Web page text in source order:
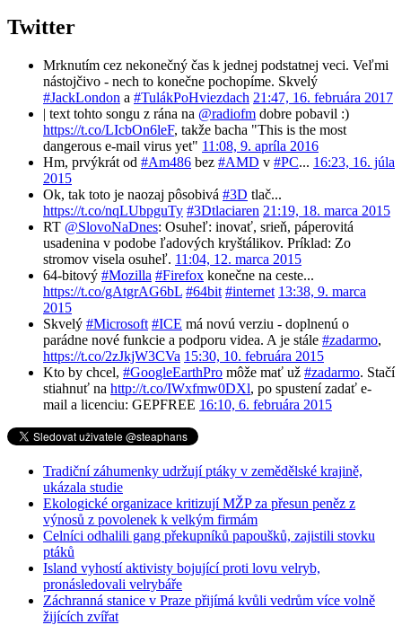
Twitter
Mrknutím cez nekonečný čas k jednej podstatnej veci. Veľmi
nástojčivo - nech to konečne pochopíme. Skvelý
#JackLondon a #TulákPoHviezdach 21:47, 16. februára 2017
| text tohto songu z rána na @radiofm dobre pobavil :)
https://t.co/LIcbOn6leF, takže bacha "This is the most
dangerous e-mail virus yet" 11:08, 9. apríla 2016
Hm, prvýkrát od #Am486 bez #AMD v #PC... 16:23, 16. júla
2015
Ok, tak toto je naozaj pôsobivá #3D tlač...
https://t.co/nqLUbpguTy #3Dtlaciaren 21:19, 18. marca 2015
RT @SlovoNaDnes: Osuheľ: inovať, srieň, páperovitá
usadenina v podobe ľadových kryštálikov. Príklad: Zo
stromov visela osuheľ. 11:04, 12. marca 2015
64-bitový #Mozilla #Firefox konečne na ceste...
https://t.co/gAtgrAG6bL #64bit #internet 13:38, 9. marca
2015
Skvelý #Microsoft #ICE má novú verziu - doplnenú o
parádne nové funkcie a podporu videa. A je stále #zadarmo,
https://t.co/2zJkjW3CVa 15:30, 10. februára 2015
Kto by chcel, #GoogleEarthPro môže mať už #zadarmo. Stačí
stiahnuť na http://t.co/IWxfmw0DXl, po spustení zadať e-
mail a licenciu: GEPFREE 16:10, 6. februára 2015
Tradiční záhumenky udržují ptáky v zemědělské krajině,
ukázala studie
Ekologické organizace kritizují MŽP za přesun peněz z
výnosů z povolenek k velkým firmám
Celníci odhalili gang překupníků papoušků, zajistili stovku
ptáků
Island vyhostí aktivisty bojující proti lovu velryb,
pronásledovali velrybáře
Záchranná stanice v Praze přijímá kvůli vedrům více volně
žijících zvířat